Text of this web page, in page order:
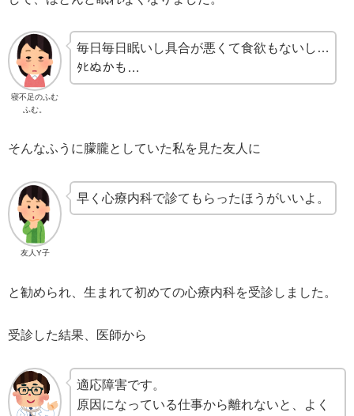
寝不足のふむ
ふむ。
毎日毎日眠いし具合が悪くて食欲もないし…
ﾀﾋぬかも…
そんなふうに朦朧としていた私を見た友人に
友人Y子
早く心療内科で診てもらったほうがいいよ。
と勧められ、生まれて初めての心療内科を受診しました。
受診した結果、医師から
適応障害です。
原因になっている仕事から離れないと、よく